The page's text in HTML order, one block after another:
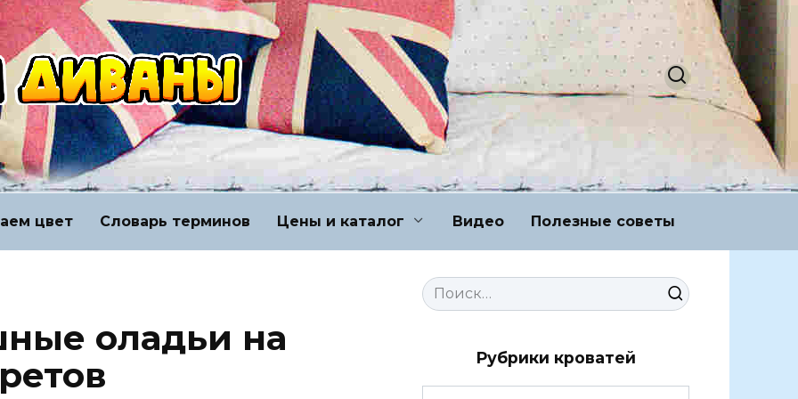
цвет Словарь терминов Цены и каталог Видео Полезные советы
оладьи на
Search
for:
Рубрики кроватей